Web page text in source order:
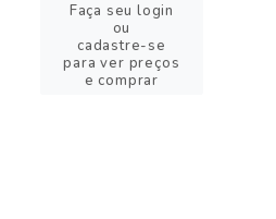
Faça seu login
ou
cadastre-se
para ver preços
e comprar